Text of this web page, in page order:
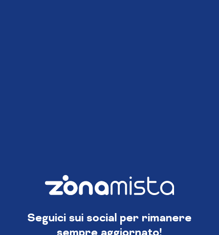
Seguici sui social per rimanere